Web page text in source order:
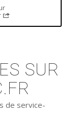
SUR
de service-